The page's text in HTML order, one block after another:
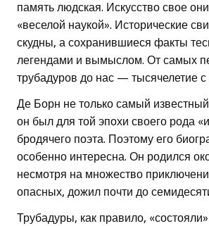
память людская. Искусство свое
«веселой наукой». Исторические
скудны, а сохранившиеся факты
легендами и вымыслом. От самых
трубадуров до нас — тысячелетие
Де Борн не только самый
он был для той эпохи своего рода
бродячего поэта. Поэтому его
особенно интересна. Он родился
несмотря на множество
опасных, дожил почти до
Трубадуры, как правило,